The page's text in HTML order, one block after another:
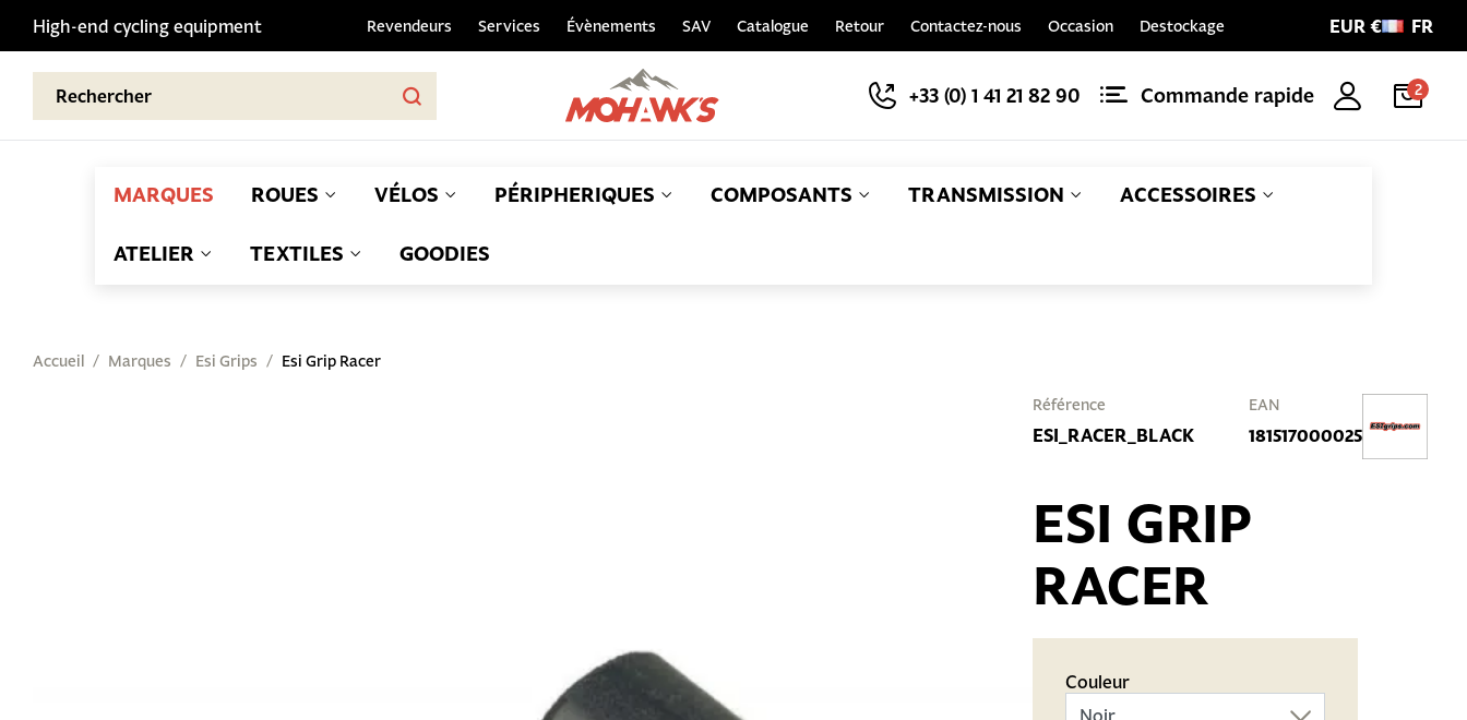
High-end cycling equipment Revendeurs Services Évènements SAV Catalogue Retour Contactez-nous Occasion Destockage EUR € FR
+33 (0) 1 41 21 82 90 Commande rapide 2
MARQUES ROUES VÉLOS PÉRIPHERIQUES COMPOSANTS TRANSMISSION ACCESSOIRES
ATELIER TEXTILES GOODIES
Accueil Marques Esi Grips Esi Grip Racer
Référence
ESI_RACER_BLACK
EAN
181517000025
ESI GRIP
RACER
Couleur